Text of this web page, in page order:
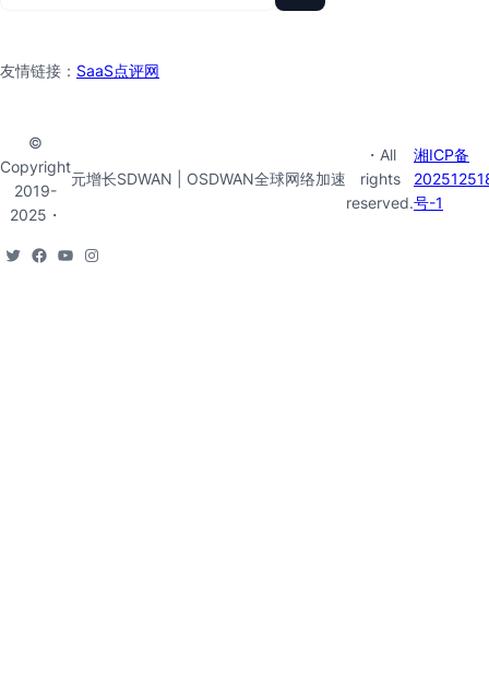
友情链接： SaaS点评网
©
Copyright
2019-
2025・
元增长SDWAN | OSDWAN全球网络加速
・All
rights
reserved.
湘ICP备
号-1